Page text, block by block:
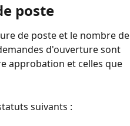
poste
de poste et le nombre de
d'ouverture sont
approbation et celles que
suivants :